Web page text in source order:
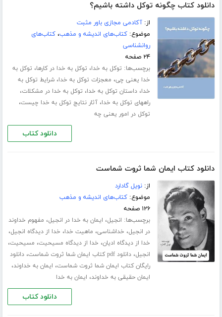
دانلود کتاب چگونه توکل داشته باشیم؟
از:آکادمی مجازی باور مثبت
موضوع:کتاب‌های اندیشه و مذهب،کتاب‌های
روانشناسی
۲۴ صفحه
برچسب‌ها: توکل به خدا، توکل به خدا در کارها، توکل به
خدا یعنی چی، معجزات توکل به خدا،شرایط توکل به
خدا،داستان توکل به خدا، توکل به خدا در مشکلات،
راههای توکل به خدا،آثار نتایج توکل به خدا چیست،
توکل در امور یعنی چه
دانلود کتاب
دانلود کتاب ایمان شما ثروت شماست
از:نویل گادارد
موضوع:کتاب‌های اندیشه و مذهب
۱۲۶ صفحه
برچسب‌ها: انجیل، ایمان به خدا در انجیل، مفهوم خداوند
در انجیل، خداشناسی، ماهیت خدا، خدا از دیدگاه انجیل،
خدا از دیدگاه ادیان، خدا از دیدگاه مسیحیت، مسیحیت،
انجیل،دانلود pdf کتاب ایمان شما ثروت شماست ،دانلود
رایگان کتاب ایمان شما ثروت شماست، ایمان به خداوند،
ایمان حقیقی به خداوند، ایمان به خدا
دانلود کتاب